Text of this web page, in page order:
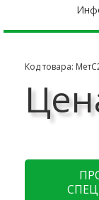
Код товара: